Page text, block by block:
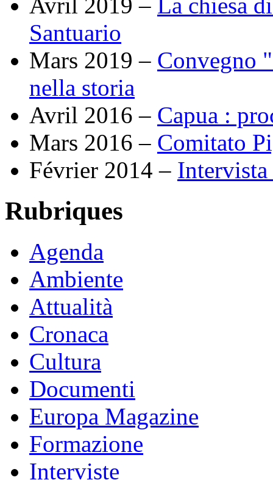
Avril 2019 – La chiesa
Santuario
Mars 2019 – Convegno
nella storia
Avril 2016 – Capua :
Mars 2016 – Comitato
Février 2014 –
Rubriques
Agenda
Ambiente
Attualità
Cronaca
Cultura
Documenti
Europa Magazine
Formazione
Interviste